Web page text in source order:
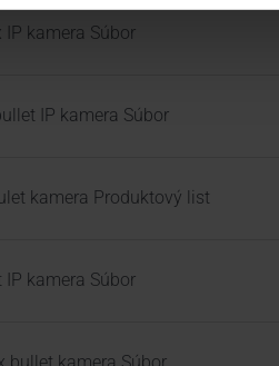
IP kamera Súbor
IP kamera Súbor
kamera Produktový list
IP kamera Súbor